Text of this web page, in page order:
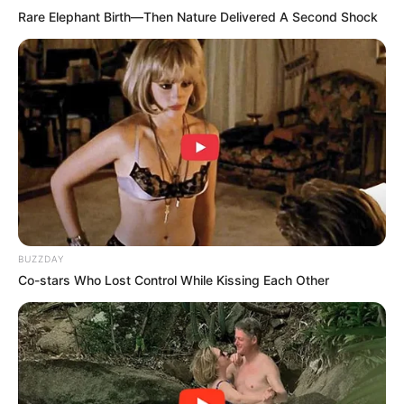
recomendada por tu médico, ya que la
hidratación es clave para potenciar sus efectos.
Nota importante:
Aunque este remedio casero es natural y
beneficioso, siempre es recomendable
consultar con un profesional de la salud antes
Rare Elephant Birth—Then Nature Delivered A Second Shock
BUZZDAY
Co-stars Who Lost Control While Kissing Each Other